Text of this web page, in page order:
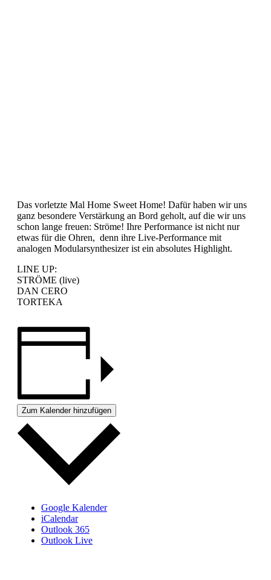
Das vorletzte Mal Home Sweet Home! Dafür haben wir uns
ganz besondere Verstärkung an Bord geholt, auf die wir uns
schon lange freuen: Ströme! Ihre Performance ist nicht nur
etwas für die Ohren, denn ihre Live-Performance mit
analogen Modularsynthesizer ist ein absolutes Highlight.
LINE UP:
STRÖME (live)
DAN CERO
TORTEKA
Zum Kalender hinzufügen
Google Kalender
iCalendar
Outlook 365
Outlook Live